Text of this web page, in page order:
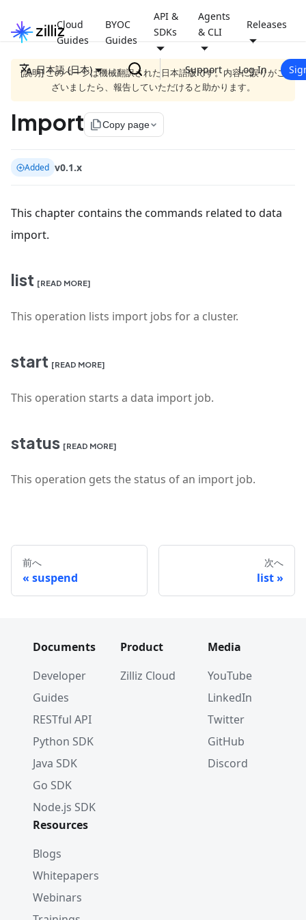
Cloud
Guides
BYOC
Guides
API &
SDKs
Agents
& CLI
Releases
日本語 (日本) Support Log In
[説明] このページは機械翻訳された日本語版です。内容に誤りがご
ざいましたら、報告していただけると助かります。
Import file_copyCopy page
Added v0.1.x
This chapter contains the commands related to data
import.
list [READ MORE]
This operation lists import jobs for a cluster.
start [READ MORE]
This operation starts a data import job.
status [READ MORE]
This operation gets the status of an import job.
前へ
suspend
次へ
list
Documents
Developer
Guides
RESTful API
Python SDK
Java SDK
Go SDK
Node.js SDK
Product
Zilliz Cloud
Media
YouTube
LinkedIn
Twitter
GitHub
Discord
Resources
Blogs
Whitepapers
Webinars